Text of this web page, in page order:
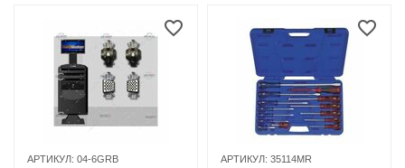
АРТИКУЛ: 04-6GRB АРТИКУЛ: 35114MR